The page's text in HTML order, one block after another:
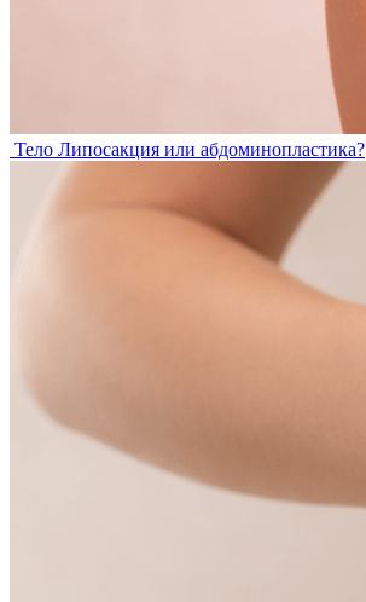
Тело Липосакция или абдоминопластика?